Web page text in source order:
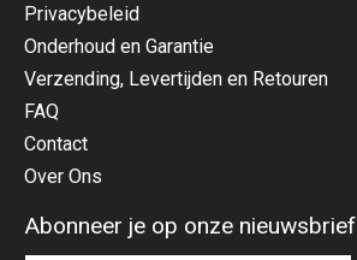
Privacybeleid
Onderhoud en Garantie
Verzending, Levertijden en Retouren
FAQ
Contact
Over Ons
Abonneer je op onze nieuwsbrief